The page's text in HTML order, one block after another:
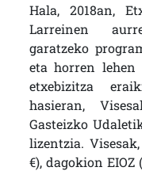
Hala, 2018an,
Larreinen
garatzeko
eta horren lehen
etxebizitza
hasieran,
Gasteizko
lizentzia.
€), dagokion EIOZ